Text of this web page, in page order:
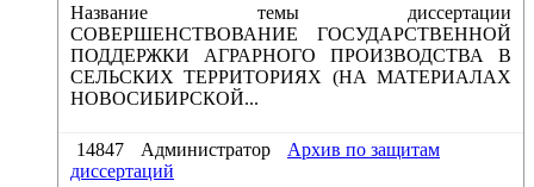
Название темы диссертации
СОВЕРШЕНСТВОВАНИЕ ГОСУДАРСТВЕННОЙ
ПОДДЕРЖКИ АГРАРНОГО ПРОИЗВОДСТВА В
СЕЛЬСКИХ ТЕРРИТОРИЯХ (НА МАТЕРИАЛАХ
НОВОСИБИРСКОЙ...
14847 Администратор
Архив по защитам
диссертаций